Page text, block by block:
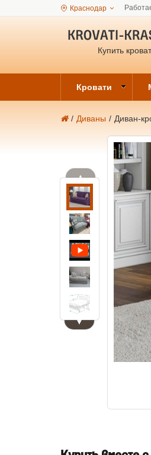
Краснодар
Купить
Кровати
/ Диваны / Диван-
▲
▼